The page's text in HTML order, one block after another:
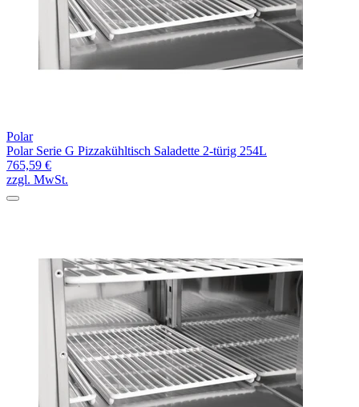
Polar
Polar Serie G Pizzakühltisch Saladette 2-türig 254L
765,59 €
zzgl. MwSt.